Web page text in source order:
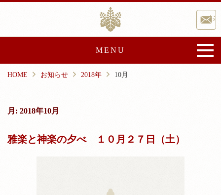
お
MENU
香取神宮について
祭典と催し
HOME お知らせ 2018年 10月
月: 2018年10月
雅楽と神楽の夕べ １０月２７日（土）